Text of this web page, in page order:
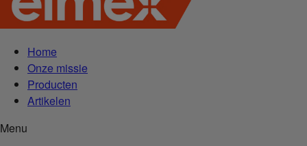
Home
Onze missie
Producten
Artikelen
Menu